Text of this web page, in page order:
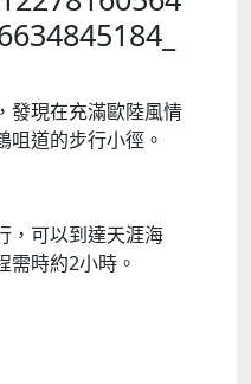
發現在充滿歐陸風情
咀道的步行小徑。
，可以到達天涯海
需時約2小時。